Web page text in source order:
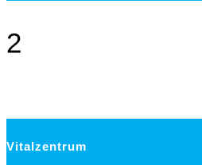
2
Vitalzentrum